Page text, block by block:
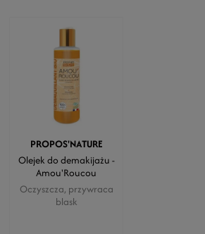
PROPOS'NATURE
Olejek do demakijażu -
Amou'Roucou
Oczyszcza, przywraca
blask